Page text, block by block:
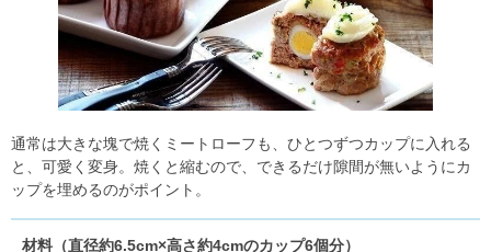
通常は大きな塊で焼くミートローフも、ひとつずつカップに入れる
と、可愛く変身。焼くと縮むので、できるだけ隙間が無いようにカ
ップを埋めるのがポイント。
材料（直径約6.5cm×高さ約4cmのカップ6個分）